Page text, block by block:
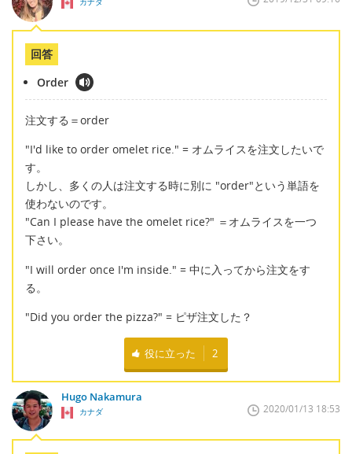
回答
Order
注文する＝order
"I'd like to order omelet rice." = オムライスを注文したいで
す。
しかし、多くの人は注文する時に別に "order"という単語を
使わないのです。
"Can I please have the omelet rice?" ＝オムライスを一つ
下さい。
"I will order once I'm inside." = 中に入ってから注文をす
る。
"Did you order the pizza?" = ピザ注文した？
役に立った 2
Hugo Nakamura
カナダ 2020/01/13 18:53